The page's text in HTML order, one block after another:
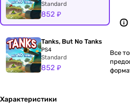
Standard
852 ₽
Tanks, But No Tanks
PS4
Standard
852 ₽
Характеристики
Все